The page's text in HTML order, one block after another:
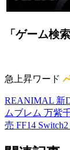
「ゲーム検
急上昇ワード
REANIMAL 新
ムブレム 万紫
売 FF14 Switch2